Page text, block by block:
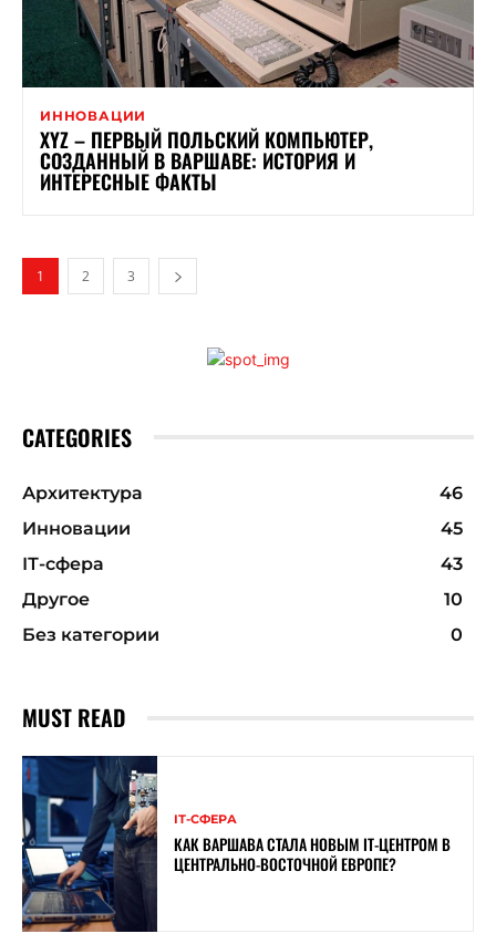
ИННОВАЦИИ
XYZ – ПЕРВЫЙ ПОЛЬСКИЙ КОМПЬЮТЕР,
СОЗДАННЫЙ В ВАРШАВЕ: ИСТОРИЯ И
ИНТЕРЕСНЫЕ ФАКТЫ
1 2 3
CATEGORIES
Архитектура
46
Инновации
45
ІТ-сфера
43
Другое
10
Без категории
0
MUST READ
ІТ-СФЕРА
КАК ВАРШАВА СТАЛА НОВЫМ IT-ЦЕНТРОМ В
ЦЕНТРАЛЬНО-ВОСТОЧНОЙ ЕВРОПЕ?